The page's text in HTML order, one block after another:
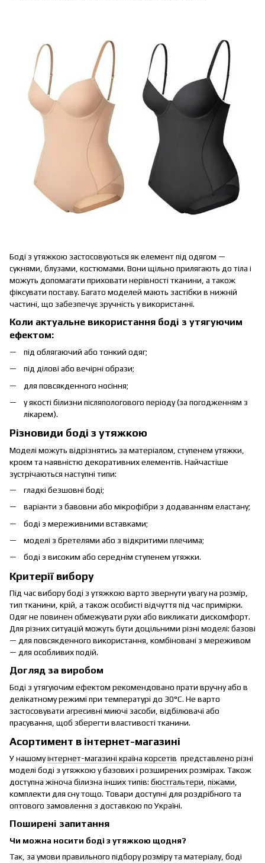
Боді з утяжкою застосовуються як елемент під одягом —
сукнями, блузами, костюмами. Вони щільно прилягають до тіла і
можуть допомагати приховати нерівності тканини, а також
фіксувати поставу. Багато моделей мають застібки в нижній
частині, що забезпечує зручність у використанні.
Коли актуальне використання боді з утягуючим
ефектом:
під облягаючий або тонкий одяг;
під ділові або вечірні образи;
для повсякденного носіння;
у якості білизни післяпологового періоду (за погодженням з
лікарем).
Різновиди боді з утяжкою
Моделі можуть відрізнятись за матеріалом, ступенем утяжки,
кроєм та наявністю декоративних елементів. Найчастіше
зустрічаються наступні типи:
гладкі безшовні боді;
варіанти з бавовни або мікрофібри з додаванням еластану;
боді з мереживними вставками;
моделі з бретелями або з відкритими плечима;
боді з високим або середнім ступенем утяжки.
Критерії вибору
Під час вибору боді з утяжкою варто звернути увагу на розмір,
тип тканини, крій, а також особисті відчуття під час примірки.
Одяг не повинен обмежувати рухи або викликати дискомфорт.
Для різних ситуацій можуть бути доцільними різні моделі: базові
— для повсякденного використання, комбіновані з мереживом
— для особливих подій.
Догляд за виробом
Боді з утягуючим ефектом рекомендовано прати вручну або в
делікатному режимі при температурі до 30°C. Не варто
застосовувати агресивні миючі засоби, відбілювачі або
прасування, щоб зберегти властивості тканини.
Асортимент в інтернет-магазині
У нашомуінтернет-магазині країна корсетів представлено різні
моделі боді з утяжкою у базових і розширених розмірах. Також
доступна жіноча білизна інших типів: бюстгальтери, піжами,
комплекти для сну тощо. Товари доступні для роздрібного та
оптового замовлення з доставкою по Україні.
Поширені запитання
Чи можна носити боді з утяжкою щодня?
Так, за умови правильного підбору розміру та матеріалу, боді